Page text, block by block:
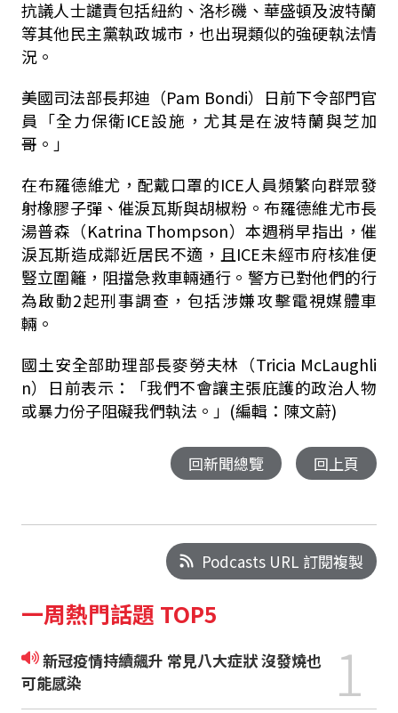
抗議人士譴責包括紐約、洛杉磯、華盛頓及波特蘭
等其他民主黨執政城市，也出現類似的強硬執法情
況。
美國司法部長邦迪（Pam Bondi）日前下令部門官
員「全力保衛ICE設施，尤其是在波特蘭與芝加
哥。」
在布羅德維尤，配戴口罩的ICE人員頻繁向群眾發
射橡膠子彈、催淚瓦斯與胡椒粉。布羅德維尤市長
湯普森（Katrina Thompson）本週稍早指出，催
淚瓦斯造成鄰近居民不適，且ICE未經市府核准便
豎立圍籬，阻擋急救車輛通行。警方已對他們的行
為啟動2起刑事調查，包括涉嫌攻擊電視媒體車
輛。
國土安全部助理部長麥勞夫林（Tricia McLaughli
n）日前表示：「我們不會讓主張庇護的政治人物
或暴力份子阻礙我們執法。」(編輯：陳文蔚)
回新聞總覽 回上頁
Podcasts URL 訂閱複製
一周熱門話題 TOP5
新冠疫情持續飆升 常見八大症狀 沒發燒也
可能感染
1